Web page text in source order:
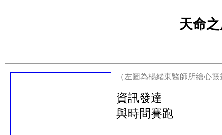
天命
（左圖為楊緒東醫師所繪心
資訊發達
與時間賽跑